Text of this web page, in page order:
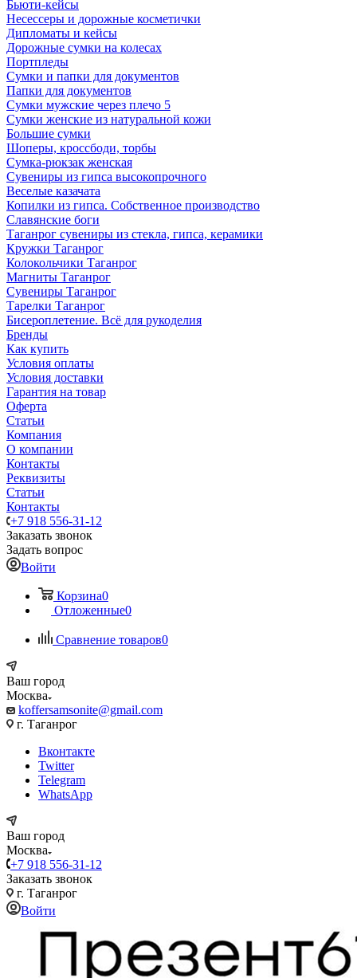
Бьюти-кейсы
Несессеры и дорожные косметички
Дипломаты и кейсы
Дорожные сумки на колесах
Портпледы
Сумки и папки для документов
Папки для документов
Сумки мужские через плечо 5
Сумки женские из натуральной кожи
Большие сумки
Шоперы, кроссбоди, торбы
Сумка-рюкзак женская
Сувениры из гипса высокопрочного
Веселые казачата
Копилки из гипса. Собственное производство
Славянские боги
Таганрог сувениры из стекла, гипса, керамики
Кружки Таганрог
Колокольчики Таганрог
Магниты Таганрог
Сувениры Таганрог
Тарелки Таганрог
Бисероплетение. Всё для рукоделия
Бренды
Как купить
Условия оплаты
Условия доставки
Гарантия на товар
Оферта
Статьи
Компания
О компании
Контакты
Реквизиты
Статьи
Контакты
+7 918 556-31-12
Заказать звонок
Задать вопрос
Войти
Корзина0
Отложенные0
Сравнение товаров0
Ваш город
Москва
koffersamsonite@gmail.com
г. Таганрог
Вконтакте
Twitter
Telegram
WhatsApp
Ваш город
Москва
+7 918 556-31-12
Заказать звонок
г. Таганрог
Войти